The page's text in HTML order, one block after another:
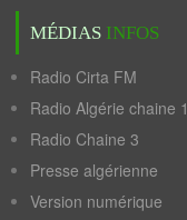
MÉDIAS INFOS
Radio Cirta FM
Radio Algérie chaine 1
Radio Chaine 3
Presse algérienne
Version numérique